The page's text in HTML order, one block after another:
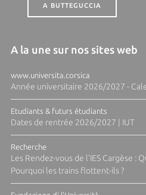
A BUTTEGUCCIA
A la une sur nos sites web
www.universita.corsica
Année universitaire 2026/2027 -
Etudiants & futurs étudiants
Dates de rentrée 2026/2027 | IUT
Recherche
Les Rendez-vous de l'IES Cargèse :
Pourquoi les trains flottent-ils ?